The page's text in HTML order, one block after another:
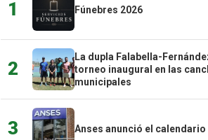
1 Fúnebres 2026
2
La dupla Falabella-
torneo inaugural en las
municipales
3 Anses anunció el